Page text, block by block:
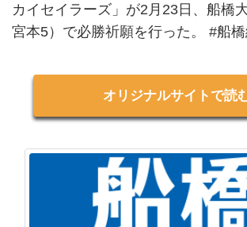
カイセイラーズ」が2月23日、船橋
宮本5）で必勝祈願を行った。 #船
オリジナルサイトで読む